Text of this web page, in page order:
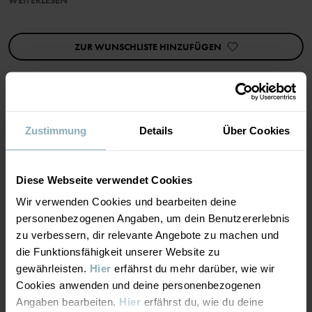
Zustimmung Details Über Cookies
Diese Webseite verwendet Cookies
Wir verwenden Cookies und bearbeiten deine
personenbezogenen Angaben, um dein Benutzererlebnis
zu verbessern, dir relevante Angebote zu machen und
die Funktionsfähigkeit unserer Website zu
gewährleisten. Hier erfährst du mehr darüber, wie wir
Cookies anwenden und deine personenbezogenen
Angaben bearbeiten. Hier erfährst du, wie du deine
Produktsicherheit:
KEEP AWAY FROM FIRE
Fabrik:Kuldigas Tekstil SIA (Main factory)
Weiterlesen
ZUR WUNSCHLISTE HINZUFÜGEN
MATERIAL & PFLEGEHINWEISE
Material
100% Cotton Organic
Pflegehinweise
WASCHEN
NACHHALTIGKEIT
LIEFERUNG UND RÜCKSENDUNG
Lieferung & Rücksendung